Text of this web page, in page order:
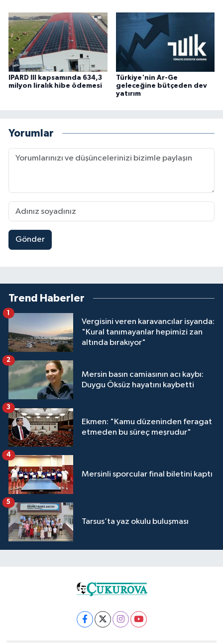
IPARD III kapsamında 634,3
milyon liralık hibe ödemesi
Türkiye'nin Ar-Ge
geleceğine bütçeden dev
yatırım
Yorumlar
Gönder
Trend Haberler
Vergisini veren karavancılar isyanda:
"Kural tanımayanlar hepimizi zan
altında bırakıyor"
1
Mersin basın camiasının acı kaybı:
Duygu Öksüz hayatını kaybetti
2
Ekmen: "Kamu düzeninden feragat
etmeden bu süreç meşrudur"
3
Mersinli sporcular final biletini kaptı
4
Tarsus’ta yaz okulu buluşması
5